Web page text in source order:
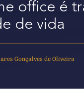
office é
de vida
Gonçalves de Oliveira